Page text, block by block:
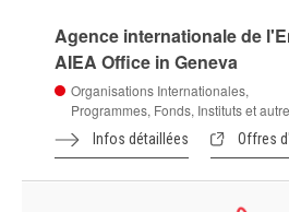
Agence internationale de
AIEA Office in Geneva
Organisations Internationales,
Programmes, Fonds, Instituts et
Infos détaillées Offres